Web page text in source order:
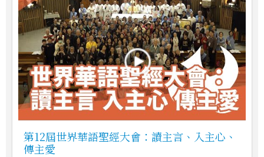
第12屆世界華語聖經大會：讀主言、入主心、
傳主愛